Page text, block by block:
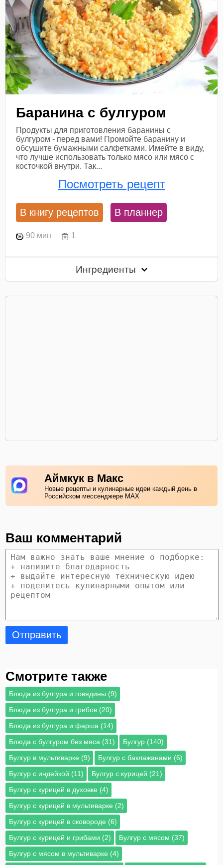
Баранина с булгуром
Продукты для приготовления баранины с
булгуром - перед вами! Промойте баранину и
обсушите бумажными салфетками. Имейте в виду,
что лучше использовать только мясо или мясо с
косточкой внутри. Так...
Посмотреть рецепт
В книгу рецептов В планнер
90 мин 1
Ингредиенты
Аймкук в Макс
Новые рецепты и кулинарные идеи каждый день в
Российском мессенджере MAX
Ваш комментарий
Отправить
Смотрите также
Блюда из булгура и говядины (9)
Блюда из булгура и грибов (20)
Блюда из булгура и фарша (14)
Блюда с булгуром без мяса (31)
Булгур (140)
Булгур в мультиварке (9)
Булгур с баклажанами (6)
Булгур с индейкой (11)
Булгур с курицей (21)
Булгур с курицей в духовке (4)
Булгур с курицей в мультиварке (2)
Булгур с курицей в сковороде (6)
Булгур с курицей и грибами (2)
Булгур с мясом (37)
Булгур с мясом в мультиварке (4)